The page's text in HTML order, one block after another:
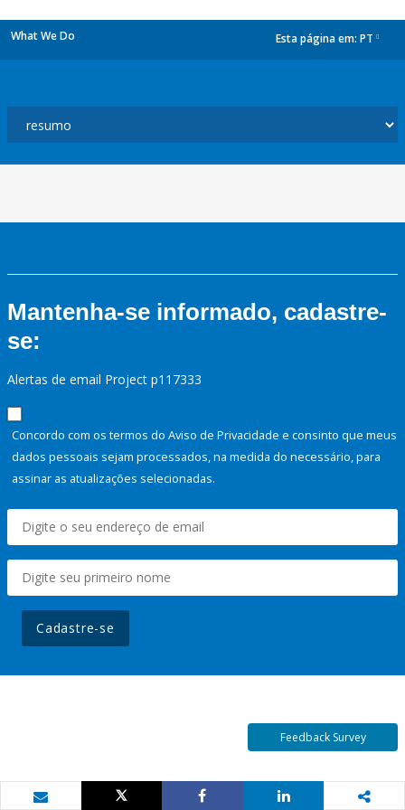
What We Do Esta página em: PT
Mantenha-se informado, cadastre-
se:
Alertas de email Project p117333
Concordo com os termos do Aviso de Privacidade e consinto que meus
dados pessoais sejam processados, na medida do necessário, para
assinar as atualizações selecionadas.
Cadastre-se
Feedback Survey